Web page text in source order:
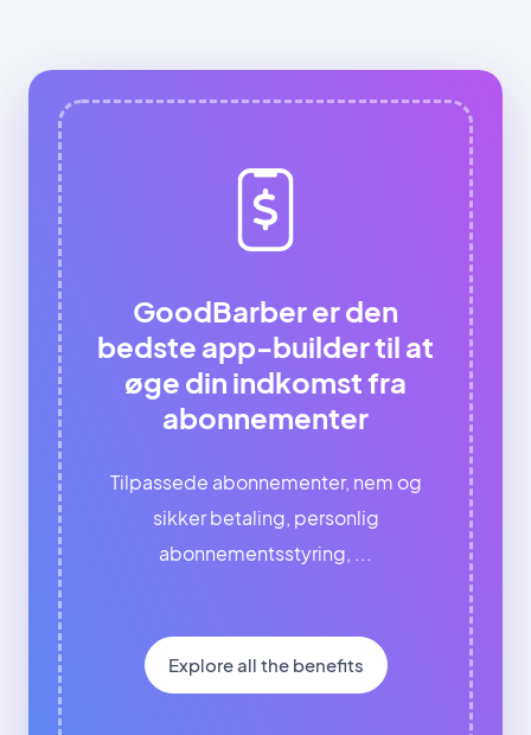
GoodBarber er den
bedste app-builder til at
øge din indkomst fra
abonnementer
Tilpassede abonnementer, nem og
sikker betaling, personlig
abonnementsstyring, ...
Explore all the benefits